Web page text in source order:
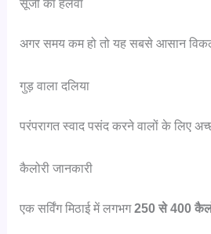
सूजी का हलवा
अगर समय कम हो तो यह सबसे आसान
गुड़ वाला दलिया
परंपरागत स्वाद पसंद करने वालों के लिए
कैलोरी जानकारी
एक सर्विंग मिठाई में लगभग250 से 400